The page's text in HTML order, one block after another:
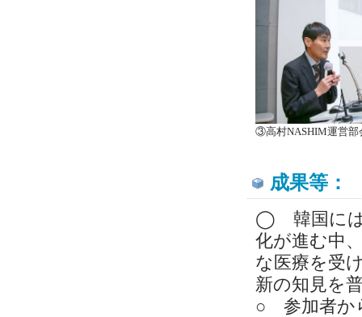
③高村NASHIM運営部
成果等：
◯ 韓国に
化が進む中
な医療を受
新の知見を
○ 参加者か